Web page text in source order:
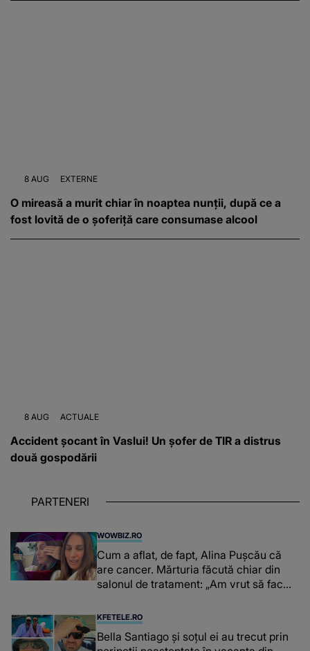
8 AUG EXTERNE
O mireasă a murit chiar în noaptea nunții, după ce a
fost lovită de o șoferiță care consumase alcool
8 AUG ACTUALE
Accident șocant în Vaslui! Un șofer de TIR a distrus
două gospodării
PARTENERI
WOWBIZ.RO
Cum a aflat, de fapt, Alina Pușcău că
are cancer. Mărturia făcută chiar din
salonul de tratament: „Am vrut să fac
înțepe sânul”
KFETELE.RO
Bella Santiago și soțul ei au trecut prin